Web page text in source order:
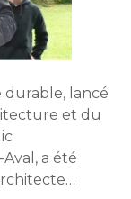
lancé
et du
a été